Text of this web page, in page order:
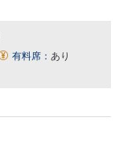
有料席： あり